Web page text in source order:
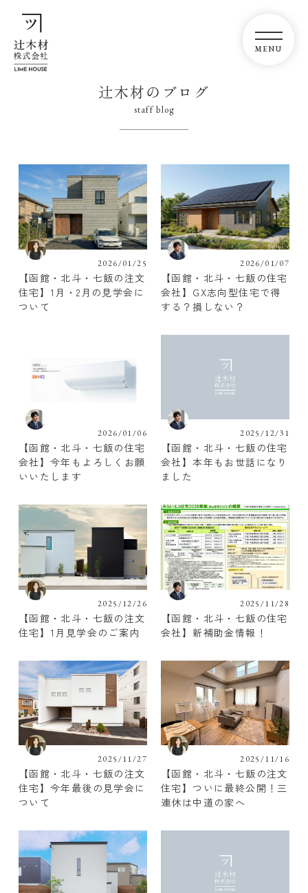
辻木材のブログ
staff blog
2026/01/25
【函館・北斗・七飯の注文
住宅】1月・2月の見学会に
ついて
2026/01/07
【函館・北斗・七飯の住宅
会社】GX志向型住宅で得
する？損しない？
2026/01/06
【函館・北斗・七飯の住宅
会社】今年もよろしくお願
いいたします
2025/12/31
【函館・北斗・七飯の住宅
会社】本年もお世話になり
ました
2025/12/26
【函館・北斗・七飯の注文
住宅】1月見学会のご案内
2025/11/28
【函館・北斗・七飯の住宅
会社】新補助金情報！
2025/11/27
【函館・北斗・七飯の注文
住宅】今年最後の見学会に
ついて
2025/11/16
【函館・北斗・七飯の注文
住宅】ついに最終公開！三
連休は中道の家へ